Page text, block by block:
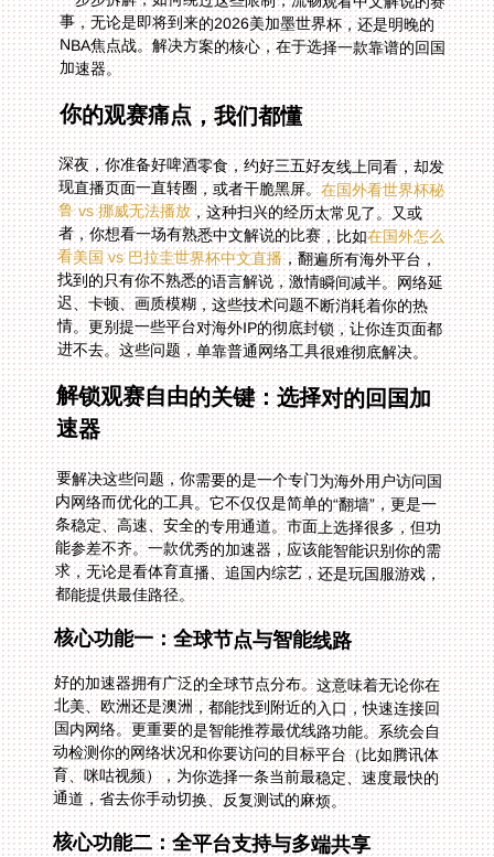
加速器。
你的观赛痛点，我们都懂
深夜，你准备好啤酒零食，约好三五好友线上同看，却发
现直播页面一直转圈，或者干脆黑屏。在国外看世界杯秘
鲁 vs 挪威无法播放，这种扫兴的经历太常见了。又或
者，你想看一场有熟悉中文解说的比赛，比如在国外怎么
看美国 vs 巴拉圭世界杯中文直播，翻遍所有海外平台，
找到的只有你不熟悉的语言解说，激情瞬间减半。网络延
迟、卡顿、画质模糊，这些技术问题不断消耗着你的热
情。更别提一些平台对海外IP的彻底封锁，让你连页面都
进不去。这些问题，单靠普通网络工具很难彻底解决。
解锁观赛自由的关键：选择对的回国加
速器
要解决这些问题，你需要的是一个专门为海外用户访问国
内网络而优化的工具。它不仅仅是简单的“翻墙”，更是一
条稳定、高速、安全的专用通道。市面上选择很多，但功
能参差不齐。一款优秀的加速器，应该能智能识别你的需
求，无论是看体育直播、追国内综艺，还是玩国服游戏，
都能提供最佳路径。
核心功能一：全球节点与智能线路
好的加速器拥有广泛的全球节点分布。这意味着无论你在
北美、欧洲还是澳洲，都能找到附近的入口，快速连接回
国内网络。更重要的是智能推荐最优线路功能。系统会自
动检测你的网络状况和你要访问的目标平台（比如腾讯体
育、咪咕视频），为你选择一条当前最稳定、速度最快的
通道，省去你手动切换、反复测试的麻烦。
核心功能二：全平台支持与多端共享